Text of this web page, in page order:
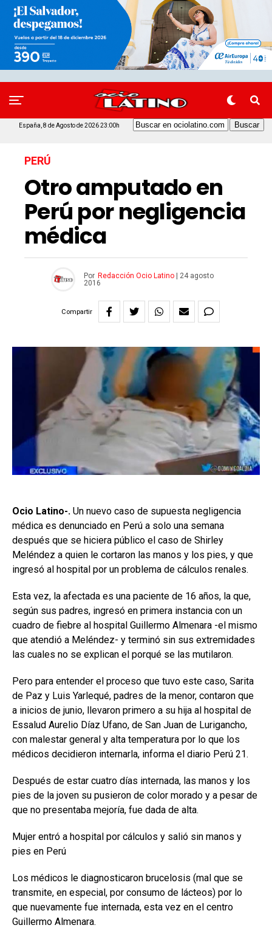
España, 8 de Agosto de 2026 23:00h
PERÚ
Otro amputado en
Perú por negligencia
médica
Por Redacción Ocio Latino|
24 agosto
2016
Compartir
Ocio Latino-. Un nuevo caso de supuesta negligencia
médica es denunciado en Perú a solo una semana
después que se hiciera público el caso de Shirley
Meléndez a quien le cortaron las manos y los pies, y que
ingresó al hospital por un problema de cálculos renales.
Esta vez, la afectada es una paciente de 16 años, la que,
según sus padres, ingresó en primera instancia con un
cuadro de fiebre al hospital Guillermo Almenara -el mismo
que atendió a Meléndez- y terminó sin sus extremidades
las cuales no se explican el porqué se las mutilaron.
Pero para entender el proceso que tuvo este caso, Sarita
de Paz y Luis Yarlequé, padres de la menor, contaron que
a inicios de junio, llevaron primero a su hija al hospital de
Essalud Aurelio Díaz Ufano, de San Juan de Lurigancho,
con malestar general y alta temperatura por lo que los
médicos decidieron internarla, informa el diario Perú 21.
Después de estar cuatro días internada, las manos y los
pies de la joven su pusieron de color morado y a pesar de
que no presentaba mejoría, fue dada de alta.
Mujer entró a hospital por cálculos y salió sin manos y
pies en Perú
Los médicos le diagnosticaron brucelosis (mal que se
transmite, en especial, por consumo de lácteos) por lo
que nuevamente fue internada, esta vez en el centro
Guillermo Almenara.